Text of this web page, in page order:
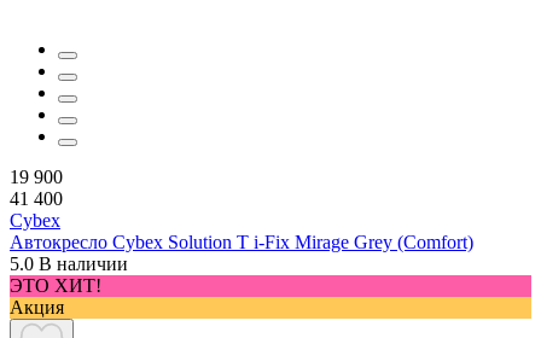
19 900
41 400
Cybex
Автокресло Cybex Solution T i-Fix Mirage Grey (Comfort)
5.0 В наличии
ЭТО ХИТ!
Акция